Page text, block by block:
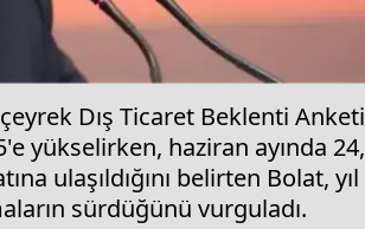
Dış Ticaret Beklenti
yükselirken, haziran ayında
ulaşıldığını belirten Bolat,
sürdüğünü vurguladı.